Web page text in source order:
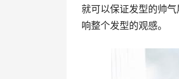
就可以保证发型的帅
响整个发型的观感。